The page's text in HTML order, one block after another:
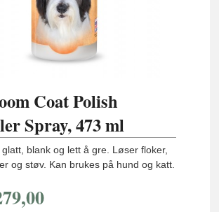
Coat Polish
Spray, 473 ml
blank og lett å gre. Løser floker,
og støv. Kan brukes på hund og katt.